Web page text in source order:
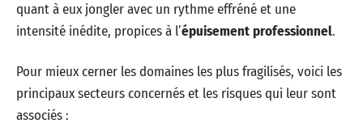
quant à eux jongler avec un rythme effréné et une
intensité inédite, propices à l’épuisement professionnel.
Pour mieux cerner les domaines les plus fragilisés, voici les
principaux secteurs concernés et les risques qui leur sont
associés :